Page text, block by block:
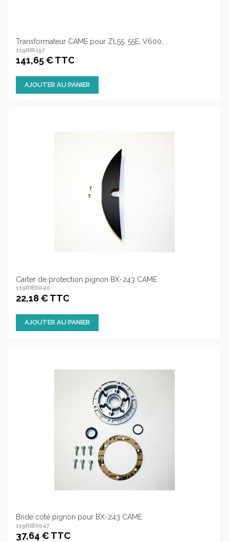
Transformateur CAME pour ZL55, 55E, V600,...
119RIR197
141,65 € TTC
AJOUTER AU PANIER
Carter de protection pignon BX-243 CAME
119RIBX040
22,18 € TTC
AJOUTER AU PANIER
Bride coté pignon pour BX-243 CAME
119RIBX047
37,64 € TTC